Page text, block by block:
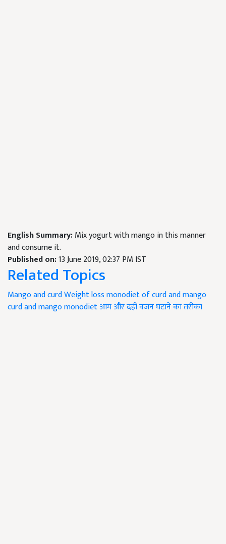
English Summary:Mix yogurt with mango in this manner
and consume it.
Published on:13 June 2019, 02:37 PM IST
Related Topics
Mango and curdWeight lossmonodiet of curd and mango
curd and mangomonodietआम और दहीवजन घटाने का तरीका